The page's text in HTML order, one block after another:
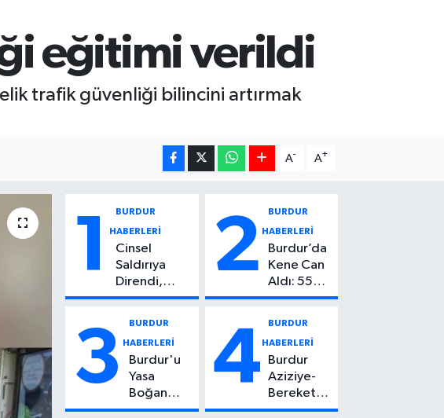
eğitimi verildi
trafik güvenliği bilincini artırmak
A- A+
1 BURDUR
HABERLERİ
Cinsel
Saldırıya
Direndi,
Başından
Çocuktan
Kötü Haber!
2 BURDUR
HABERLERİ
Burdur’da
Kene Can
Aldı: 55
Yaşındaki
Kaybetti
3 BURDUR
HABERLERİ
Burdur'u
Yasa
Boğan
Ölüm:
4 BURDUR
HABERLERİ
Burdur
Aziziye-
Bereket
Köyü